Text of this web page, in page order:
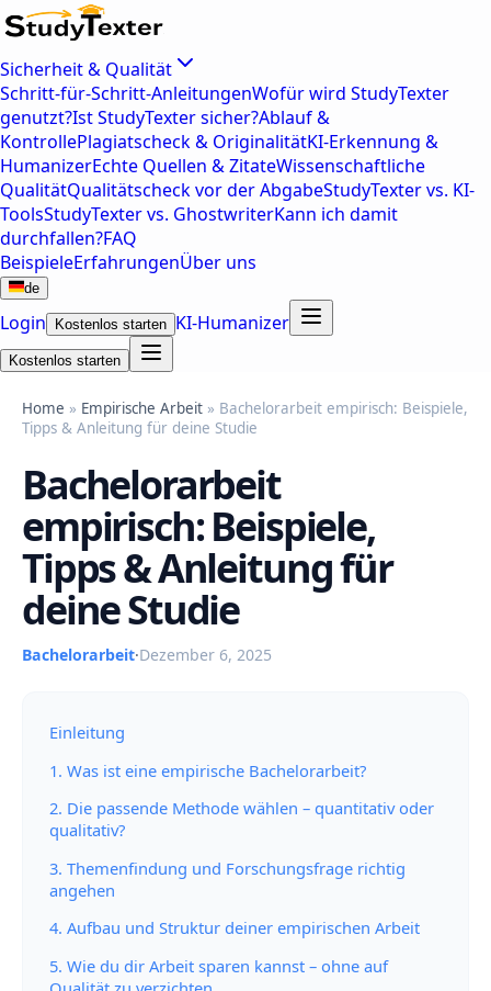
Sicherheit & Qualität
Schritt-für-Schritt-AnleitungenWofür wird StudyTexter
genutzt?Ist StudyTexter sicher?Ablauf &
KontrollePlagiatscheck & OriginalitätKI-Erkennung &
HumanizerEchte Quellen & ZitateWissenschaftliche
QualitätQualitätscheck vor der AbgabeStudyTexter vs. KI-
ToolsStudyTexter vs. GhostwriterKann ich damit
durchfallen?FAQ
BeispieleErfahrungenÜber uns
de
Login Kostenlos starten KI-Humanizer
Kostenlos starten
Home » Empirische Arbeit » Bachelorarbeit empirisch: Beispiele,
Tipps & Anleitung für deine Studie
Bachelorarbeit
empirisch: Beispiele,
Tipps & Anleitung für
deine Studie
Bachelorarbeit·Dezember 6, 2025
Einleitung
1. Was ist eine empirische Bachelorarbeit?
2. Die passende Methode wählen – quantitativ oder
qualitativ?
3. Themenfindung und Forschungsfrage richtig
angehen
4. Aufbau und Struktur deiner empirischen Arbeit
5. Wie du dir Arbeit sparen kannst – ohne auf